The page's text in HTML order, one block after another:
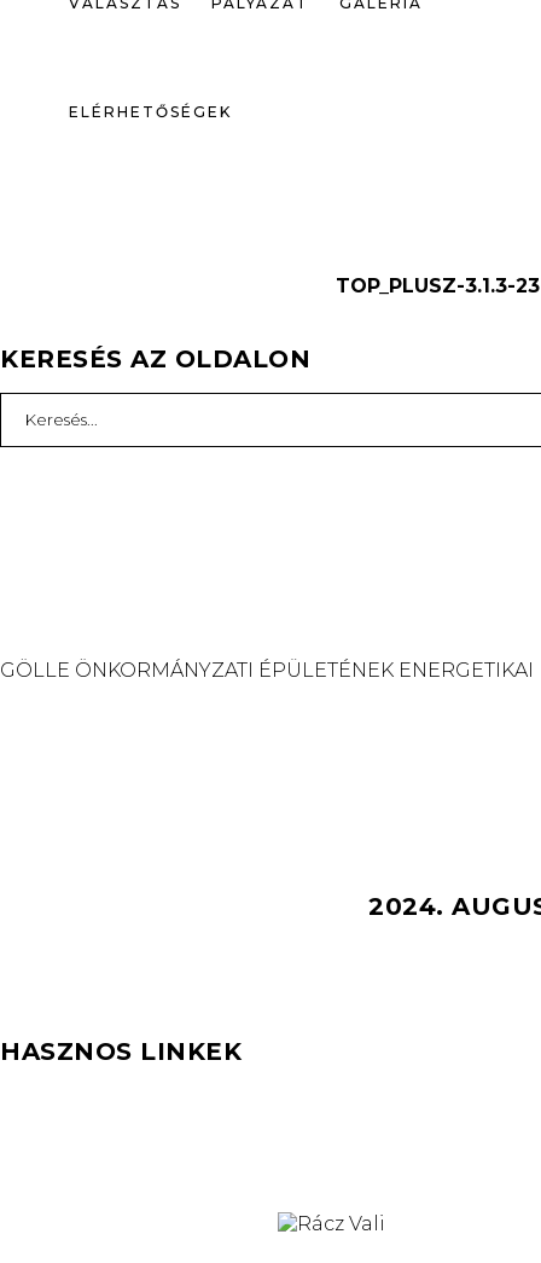
ELÉRHETŐSÉGEK
TOP_PLUSZ-
KERESÉS AZ OLDALON
for:
GÖLLE ÖNKORMÁNYZATI ÉPÜLETÉNEK ENERGETIKAI
2024.
HASZNOS LINKEK